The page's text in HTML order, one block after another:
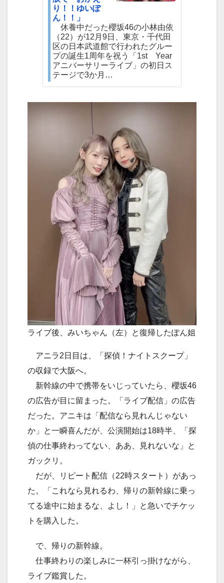
り！！ゆいぽ
ん！！」
休養中だった櫻坂46の小林由依
（22）が12月9日、東京・千代田
区の日本武道館で行われたグルー
プの誕生1周年を祝う「1st Year
アニバーサリーライブ」の初日ス
テージで3か月…
ライブ後、みいちゃん（左）と復帰したぽん姐
アニラ2日目は、「探偵！ナイトスクープ」
の収録で大阪へ。
新幹線の中で携帯をいじっていたら、櫻坂46
の広告が目に留まった。「ライブ配信」の広告
だった。アニキは「配信なら見れんじゃない
か」と一瞬喜んだが、公演開始は18時半、「探
偵の仕事終わってない、ああ、見れないな」と
ガックリ。
だが、リピート配信（22時スタート）があっ
た。「これなら見れるわ、帰りの新幹線に乗っ
てる途中に始まるな、よし！」と急いでチケッ
トを購入した。
で、帰りの新幹線。
仕事終わりの楽しみに一杯引っ掛けながら、
ライブ鑑賞した。